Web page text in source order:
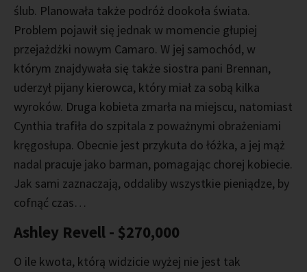
ślub. Planowała także podróż dookoła świata.
Problem pojawił się jednak w momencie głupiej
przejażdżki nowym Camaro. W jej samochód, w
którym znajdywała się także siostra pani Brennan,
uderzył pijany kierowca, który miał za sobą kilka
wyroków. Druga kobieta zmarła na miejscu, natomiast
Cynthia trafiła do szpitala z poważnymi obrażeniami
kręgosłupa. Obecnie jest przykuta do łóżka, a jej mąż
nadal pracuje jako barman, pomagając chorej kobiecie.
Jak sami zaznaczają, oddaliby wszystkie pieniądze, by
cofnąć czas…
Ashley Revell - $270,000
O ile kwota, którą widzicie wyżej nie jest tak